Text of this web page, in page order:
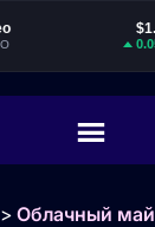
$1.87
0.05%
EOS
EOS
> Облачный